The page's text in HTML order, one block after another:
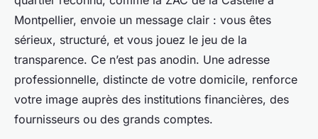
Montpellier, envoie un message clair : vous êtes
sérieux, structuré, et vous jouez le jeu de la
transparence. Ce n’est pas anodin. Une adresse
professionnelle, distincte de votre domicile, renforce
votre image auprès des institutions financières, des
fournisseurs ou des grands comptes.